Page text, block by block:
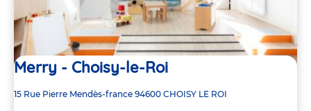
Merry - Choisy-le-Roi
Adresse
15 Rue Pierre Mendès-france 94600 CHOISY LE ROI